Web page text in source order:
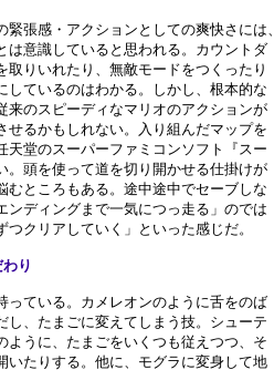
張感・アクションとしての爽快さには、
は意識していると思われる。カウントダ
りいれたり、無敵モードをつくったり
しているのはわかる。しかし、根本的な
来のスピーディなマリオのアクションが
せるかもしれない。入り組んだマップを
天堂のスーパーファミコンソフト『スー
。頭を使って道を切り開かせる仕掛けが
むところもある。途中途中でセーブしな
ンディングまで一気につっ走る」のでは
クリアしていく」といった感じだ。
り
ている。カメレオンのように舌をのば
し、たまごに変えてしまう技。シューテ
ように、たまごをいくつも従えつつ、そ
いたりする。他に、モグラに変身して地